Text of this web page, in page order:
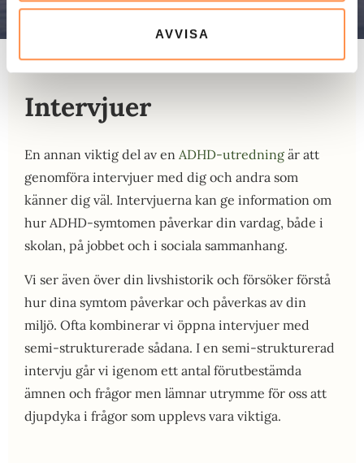
AVVISA
Intervjuer
En annan viktig del av en ADHD-utredning är att
genomföra intervjuer med dig och andra som
känner dig väl. Intervjuerna kan ge information om
hur ADHD-symtomen påverkar din vardag, både i
skolan, på jobbet och i sociala sammanhang.
Vi ser även över din livshistorik och försöker förstå
hur dina symtom påverkar och påverkas av din
miljö. Ofta kombinerar vi öppna intervjuer med
semi-strukturerade sådana. I en semi-strukturerad
intervju går vi igenom ett antal förutbestämda
ämnen och frågor men lämnar utrymme för oss att
djupdyka i frågor som upplevs vara viktiga.